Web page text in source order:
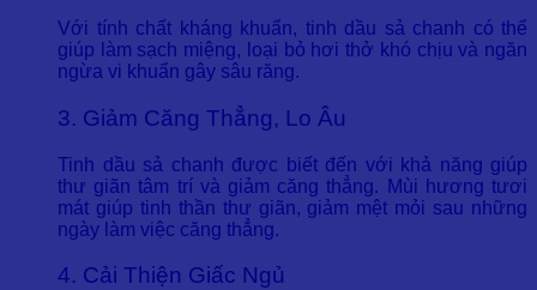
Với tính chất kháng khuẩn, tinh dầu sả chanh có thể
giúp làm sạch miệng, loại bỏ hơi thở khó chịu và ngăn
ngừa vi khuẩn gây sâu răng.
3. Giảm Căng Thẳng, Lo Âu
Tinh dầu sả chanh được biết đến với khả năng giúp
thư giãn tâm trí và giảm căng thẳng. Mùi hương tươi
mát giúp tinh thần thư giãn, giảm mệt mỏi sau những
ngày làm việc căng thẳng.
4. Cải Thiện Giấc Ngủ